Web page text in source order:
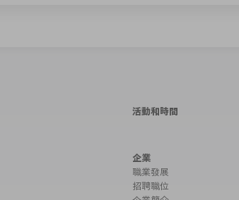
活動和時間
企業
職業發展
招聘職位